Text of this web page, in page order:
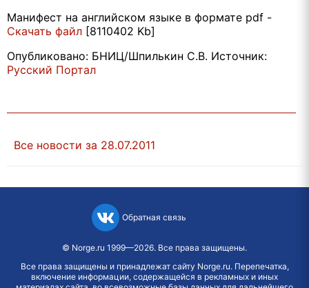
Манифест на английском языке в формате pdf -
Cкачать файл [8110402 Kb]
Опубликовано: БНИЦ/Шпилькин С.В. Источник:
Русский Портал
Все новости за 28.07.2011
Обратная связь
© Norge.ru 1999—2026. Все права защищены.
Все права защищены и принадлежат сайту Norge.ru. Перепечатка,
включение информации, содержащейся в рекламных и иных